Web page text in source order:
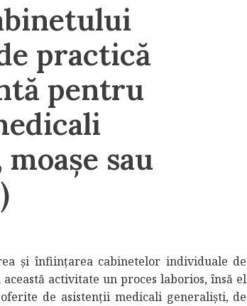
practică
pentru
sau
și înființarea cabinetelor individuale de
activitate un proces laborios, însă el
de asistenții medicali generaliști, de